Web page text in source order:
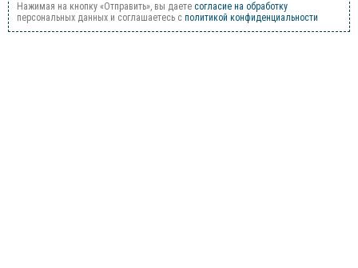
Нажимая на кнопку «Отправить», вы даете согласие на обработку
персональных данных и соглашаетесь c политикой конфиденциальности